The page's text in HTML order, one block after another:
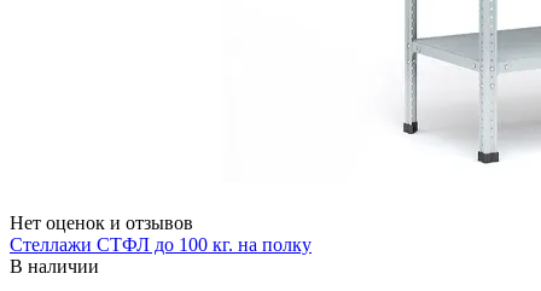
Нет оценок и отзывов
Стеллажи СТФЛ до 100 кг. на полку
В наличии